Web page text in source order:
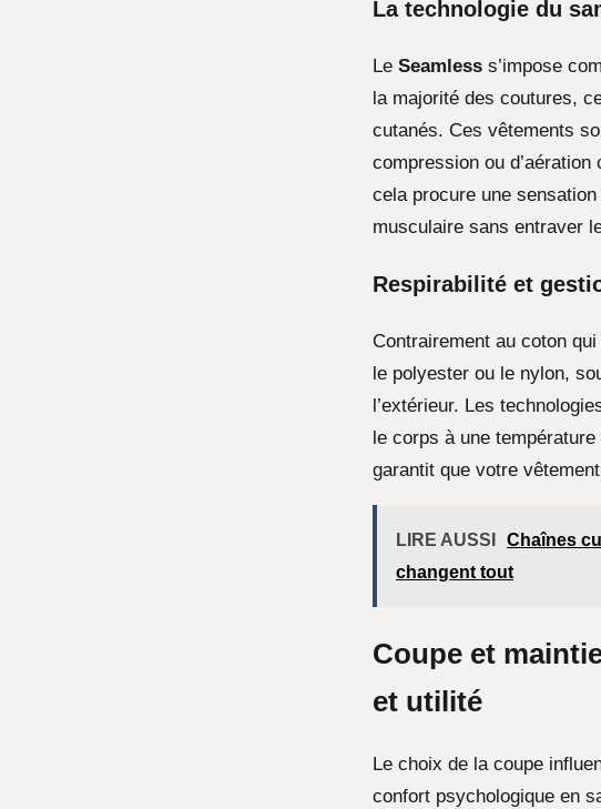
La technologie du
Le Seamless s’impose
la majorité des coutures,
cutanés. Ces vêtements
compression ou
cela procure une sensation
musculaire sans entraver
Respirabilité et
Contrairement au coton
le polyester ou le nylon,
l’extérieur. Les
le corps à une
garantit que votre
LIRE AUSSI
Chaînes
changent tout
Coupe et
et utilité
Le choix de la coupe
confort psychologique en